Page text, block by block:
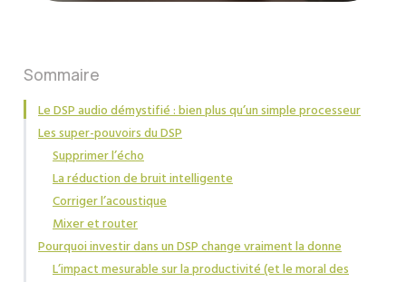
Sommaire
Le DSP audio démystifié : bien plus qu’un simple processeur
Les super-pouvoirs du DSP
Supprimer l’écho
La réduction de bruit intelligente
Corriger l’acoustique
Mixer et router
Pourquoi investir dans un DSP change vraiment la donne
L’impact mesurable sur la productivité (et le moral des